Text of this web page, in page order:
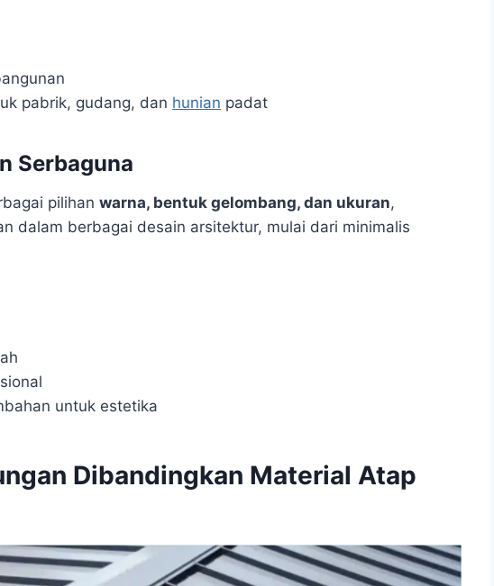
pabrik, gudang, dan hunian padat
Serbaguna
pilihan warna, bentuk gelombang, dan ukuran,
dalam berbagai desain arsitektur, mulai dari minimalis
untuk estetika
Dibandingkan Material Atap